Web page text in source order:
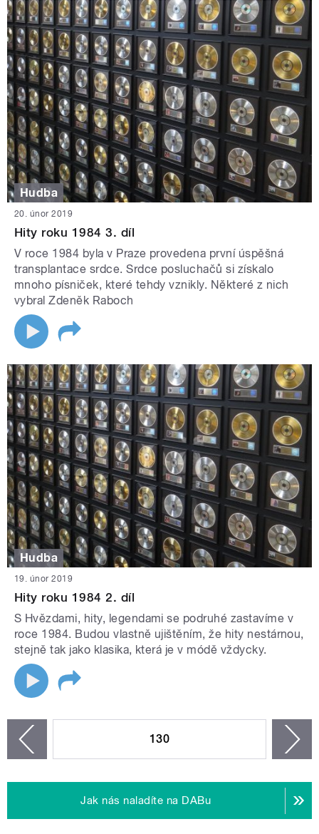
Hudba
20. únor 2019
Hity roku 1984 3. díl
V roce 1984 byla v Praze provedena první úspěšná
transplantace srdce. Srdce posluchačů si získalo
mnoho písniček, které tehdy vznikly. Některé z nich
vybral Zdeněk Raboch
Hudba
19. únor 2019
Hity roku 1984 2. díl
S Hvězdami, hity, legendami se podruhé zastavíme v
roce 1984. Budou vlastně ujištěním, že hity nestárnou,
stejně tak jako klasika, která je v módě vždycky.
130
Jak nás naladíte na DABu